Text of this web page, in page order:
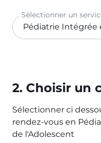
Sélectionner un
2. Choisir un
Sélectionner ci
rendez-vous en
de l'Adolescent